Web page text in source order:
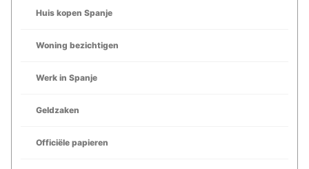
Huis kopen Spanje
Woning bezichtigen
Werk in Spanje
Geldzaken
Officiële papieren